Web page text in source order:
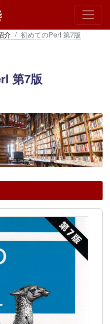
介 初めてのPerl 第7版
第7版